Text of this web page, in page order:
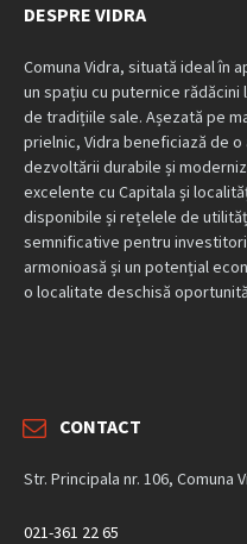
DESPRE VIDRA
Comuna Vidra, situată ideal în
un spațiu cu puternice rădăcini
de tradițiile sale. Așezată pe
prielnic, Vidra beneficiază de
dezvoltării durabile și
excelente cu Capitala și
disponibile și rețelele de
semnificative pentru
armonioasă și un potențial
o localitate deschisă
CONTACT
Str. Principala nr. 106, Comuna
021-361 22 65